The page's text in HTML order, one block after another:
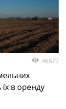
46677
в оренду